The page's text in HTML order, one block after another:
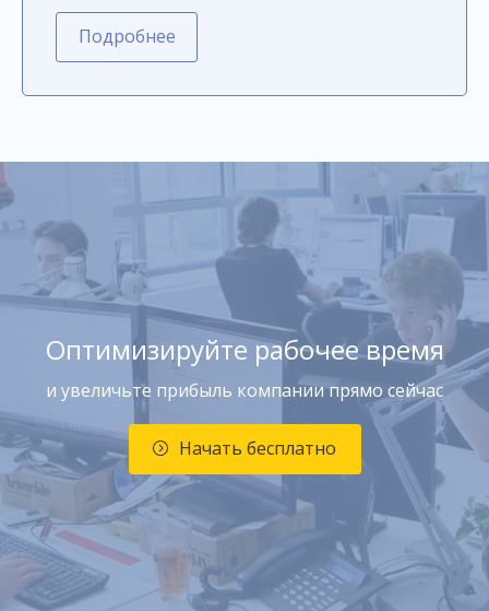
Подробнее
Оптимизируйте рабочее время
и увеличьте прибыль компании прямо сейчас
Начать бесплатно